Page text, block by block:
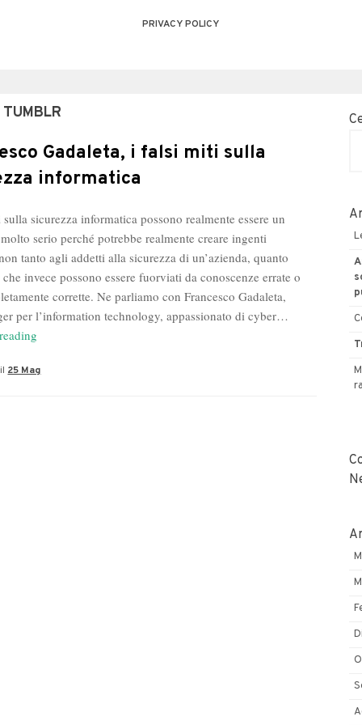
PRIVACY POLICY
TUMBLR
Gadaleta, i falsi miti sulla
informatica
sicurezza informatica possono realmente essere un
serio perché potrebbe realmente creare ingenti
tanto agli addetti alla sicurezza di un’azienda, quanto
invece possono essere fuorviati da conoscenze errate o
corrette. Ne parliamo con Francesco Gadaleta,
per l’information technology, appassionato di cyber…
i
25 Mag